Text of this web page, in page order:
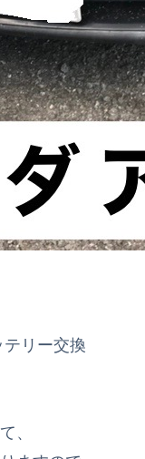
リー交換
、